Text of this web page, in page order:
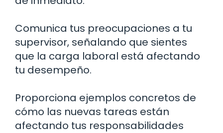
Comunica tus preocupaciones a tu
supervisor, señalando que sientes
que la carga laboral está afectando
tu desempeño.
Proporciona ejemplos concretos de
cómo las nuevas tareas están
afectando tus responsabilidades